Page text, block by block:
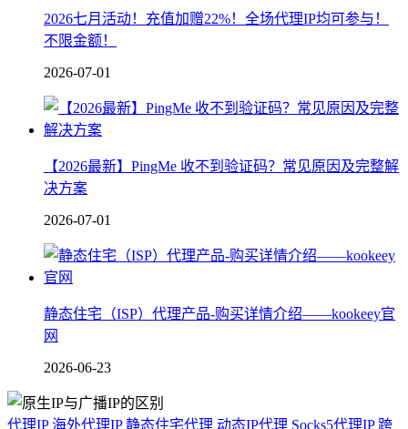
2026七月活动！充值加赠22%！全场代理IP均可参与！
不限金额！
2026-07-01
【2026最新】PingMe 收不到验证码？常见原因及完整解
决方案
2026-07-01
静态住宅（ISP）代理产品-购买详情介绍——kookeey官
网
2026-06-23
代理IP 海外代理IP 静态住宅代理 动态IP代理 Socks5代理IP 跨